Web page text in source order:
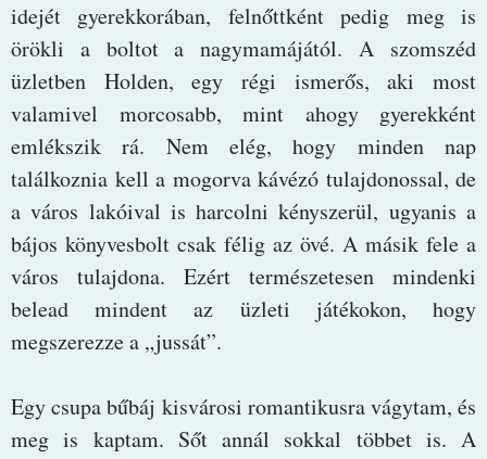
idejét gyerekkorában, felnőttként pedig meg is
örökli a boltot a nagymamájától. A szomszéd
üzletben Holden, egy régi ismerős, aki most
valamivel morcosabb, mint ahogy gyerekként
emlékszik rá. Nem elég, hogy minden nap
találkoznia kell a mogorva kávézó tulajdonossal, de
a város lakóival is harcolni kényszerül, ugyanis a
bájos könyvesbolt csak félig az övé. A másik fele a
város tulajdona. Ezért természetesen mindenki
belead mindent az üzleti játékokon, hogy
megszerezze a „jussát”.
Egy csupa bűbáj kisvárosi romantikusra vágytam, és
meg is kaptam. Sőt annál sokkal többet is. A